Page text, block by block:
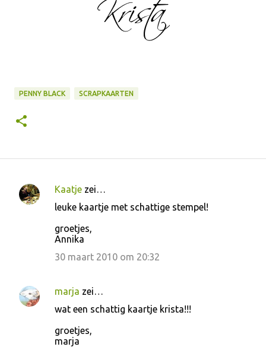
PENNY BLACK SCRAPKAARTEN
R
e
Kaatje zei…
leuke kaartje met schattige stempel!
groetjes,
Annika
30 maart 2010 om 20:32
marja zei…
wat een schattig kaartje krista!!!
groetjes,
marja